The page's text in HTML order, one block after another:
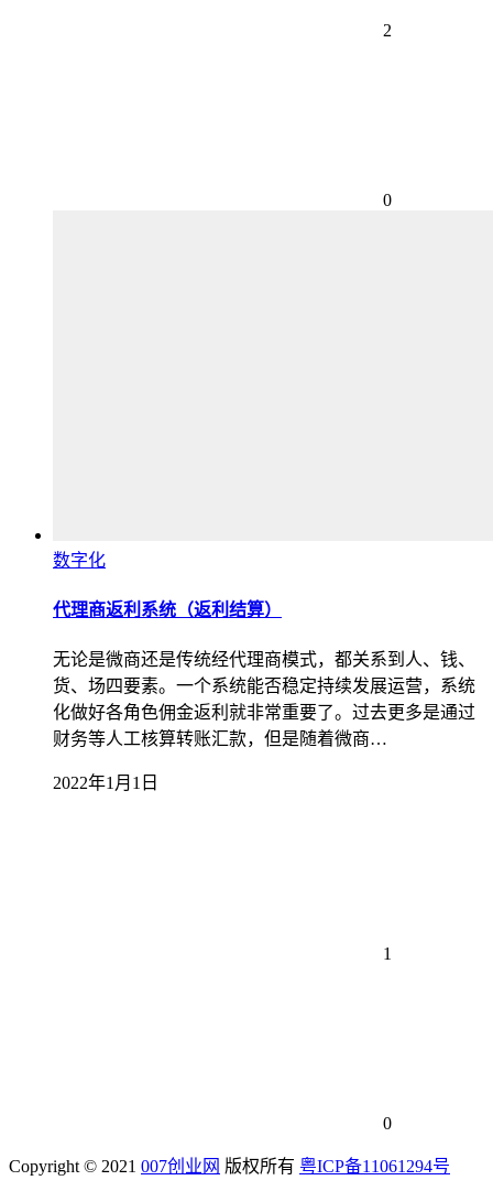
2
0
数字化
代理商返利系统（返利结算）
无论是微商还是传统经代理商模式，都关系到人、钱、
货、场四要素。一个系统能否稳定持续发展运营，系统
化做好各角色佣金返利就非常重要了。过去更多是通过
财务等人工核算转账汇款，但是随着微商…
2022年1月1日
1
0
Copyright © 2021 007创业网 版权所有 粤ICP备11061294号